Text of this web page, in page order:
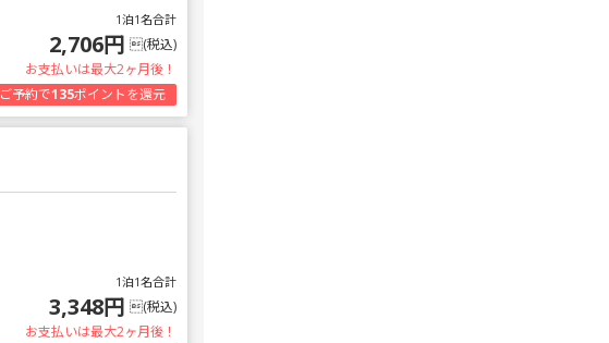
1泊1名合計
2,706円 (税込)
お支払いは最大2ヶ月後！
ご予約で135ポイントを還元
1泊1名合計
3,348円 (税込)
お支払いは最大2ヶ月後！